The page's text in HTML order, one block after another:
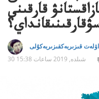
قارقىنى
قىزىربەكقىزىربەكۇلى
30 شىلدە, 2019 ساعات 15:38